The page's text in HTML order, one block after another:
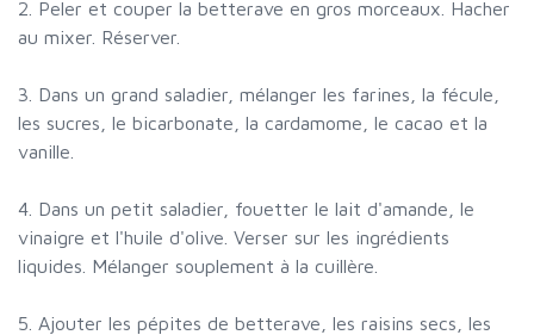
2. Peler et couper la betterave en gros morceaux. Hacher
au mixer. Réserver.
3. Dans un grand saladier, mélanger les farines, la fécule,
les sucres, le bicarbonate, la cardamome, le cacao et la
vanille.
4. Dans un petit saladier, fouetter le lait d'amande, le
vinaigre et l'huile d'olive. Verser sur les ingrédients
liquides. Mélanger souplement à la cuillère.
5. Ajouter les pépites de betterave, les raisins secs, les